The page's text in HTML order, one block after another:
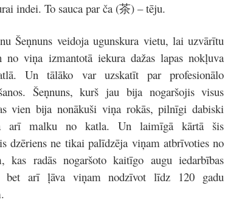
indei. To sauca par ča (茶) – tēju.
Šeņnuns veidoja ugunskura vietu, lai uzvārītu
no viņa izmantotā iekura dažas lapas nokļuva
Un tālāko var uzskatīt par profesionālo
Šeņnuns, kurš jau bija nogaršojis visus
vien bija nonākuši viņa rokās, pilnīgi dabiski
arī malku no katla. Un laimīgā kārtā šis
dzēriens ne tikai palīdzēja viņam atbrīvoties no
kas radās nogaršoto kaitīgo augu iedarbības
bet arī ļāva viņam nodzīvot līdz 120 gadu